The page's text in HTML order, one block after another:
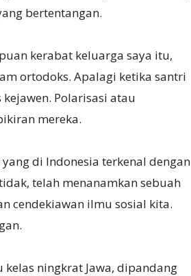
bertentangan.
kerabat keluarga saya itu,
ortodoks. Apalagi ketika santri
Polarisasi atau
mereka.
di Indonesia terkenal dengan
telah menanamkan sebuah
cendekiawan ilmu sosial kita.
ningkrat Jawa, dipandang